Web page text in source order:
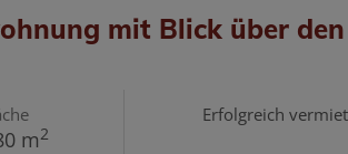
mit Blick über den
m2
Erfolgreich